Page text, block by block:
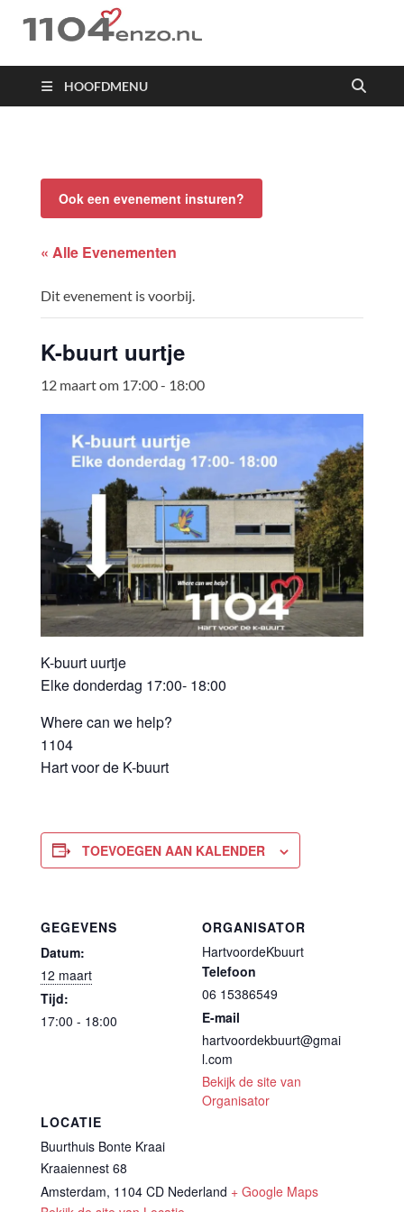
1104 en zo
HOOFDMENU
Ook een evenement insturen?
« Alle Evenementen
Dit evenement is voorbij.
K-buurt uurtje
12 maart om 17:00- 18:00
K-buurt uurtje
Elke donderdag 17:00- 18:00
Where can we help?
1104
Hart voor de K-buurt
TOEVOEGEN AAN KALENDER
GEGEVENS
Datum:
12 maart
Tijd:
17:00 - 18:00
LOCATIE
Buurthuis Bonte Kraai
Kraaiennest 68
Amsterdam, 1104 CD Nederland + Google Maps
ORGANISATOR
HartvoordeKbuurt
Telefoon
06 15386549
E-mail
hartvoordekbuurt@gmai
l.com
Bekijk de site van
Organisator